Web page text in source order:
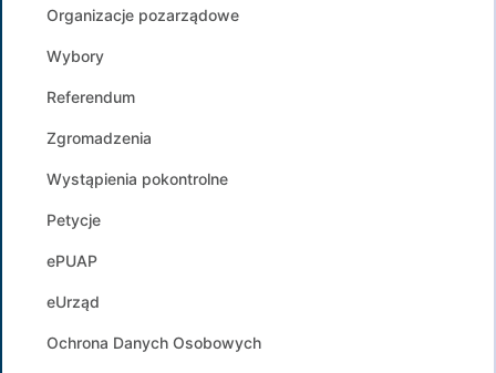
Organizacje pozarządowe
Wybory
Referendum
Zgromadzenia
Wystąpienia pokontrolne
Petycje
ePUAP
eUrząd
Ochrona Danych Osobowych